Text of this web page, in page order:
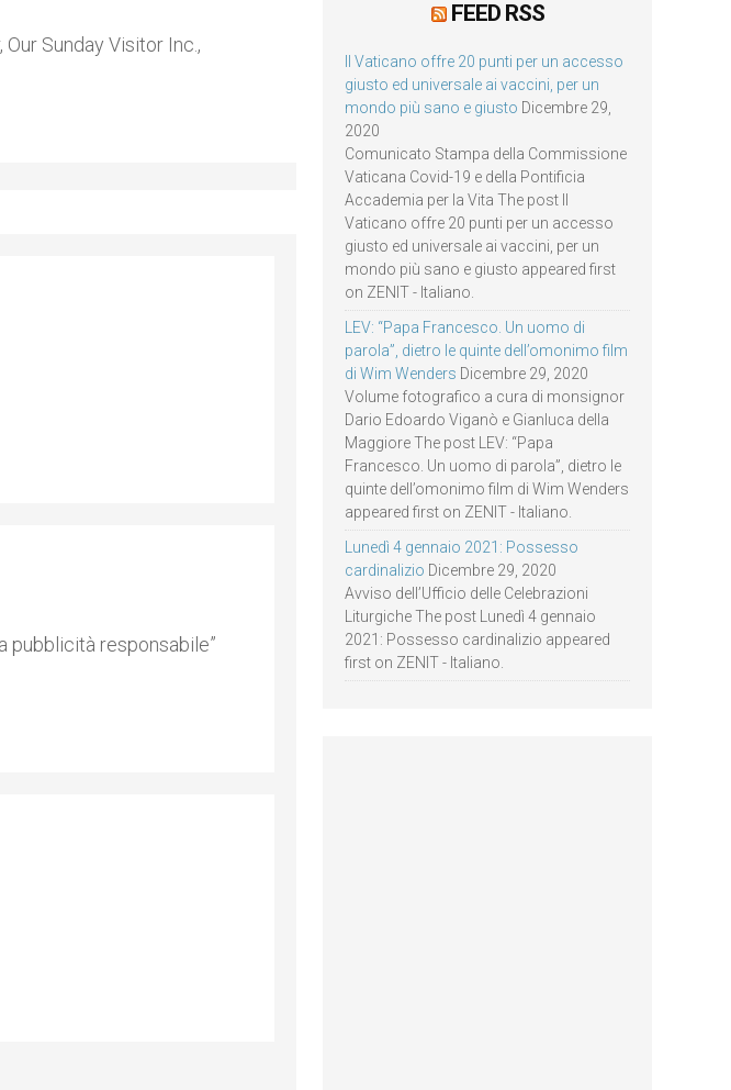
Sunday Visitor Inc.,
pubblicità responsabile”
FEED RSS
Il Vaticano offre 20 punti per un accesso
giusto ed universale ai vaccini, per un
mondo più sano e giusto Dicembre 29,
2020
Comunicato Stampa della Commissione
Vaticana Covid-19 e della Pontificia
Accademia per la Vita The post Il
Vaticano offre 20 punti per un accesso
giusto ed universale ai vaccini, per un
mondo più sano e giusto appeared first
on ZENIT - Italiano.
LEV: “Papa Francesco. Un uomo di
parola”, dietro le quinte dell’omonimo film
di Wim Wenders Dicembre 29, 2020
Volume fotografico a cura di monsignor
Dario Edoardo Viganò e Gianluca della
Maggiore The post LEV: “Papa
Francesco. Un uomo di parola”, dietro le
quinte dell’omonimo film di Wim Wenders
appeared first on ZENIT - Italiano.
Lunedì 4 gennaio 2021: Possesso
cardinalizio Dicembre 29, 2020
Avviso dell’Ufficio delle Celebrazioni
Liturgiche The post Lunedì 4 gennaio
2021: Possesso cardinalizio appeared
first on ZENIT - Italiano.